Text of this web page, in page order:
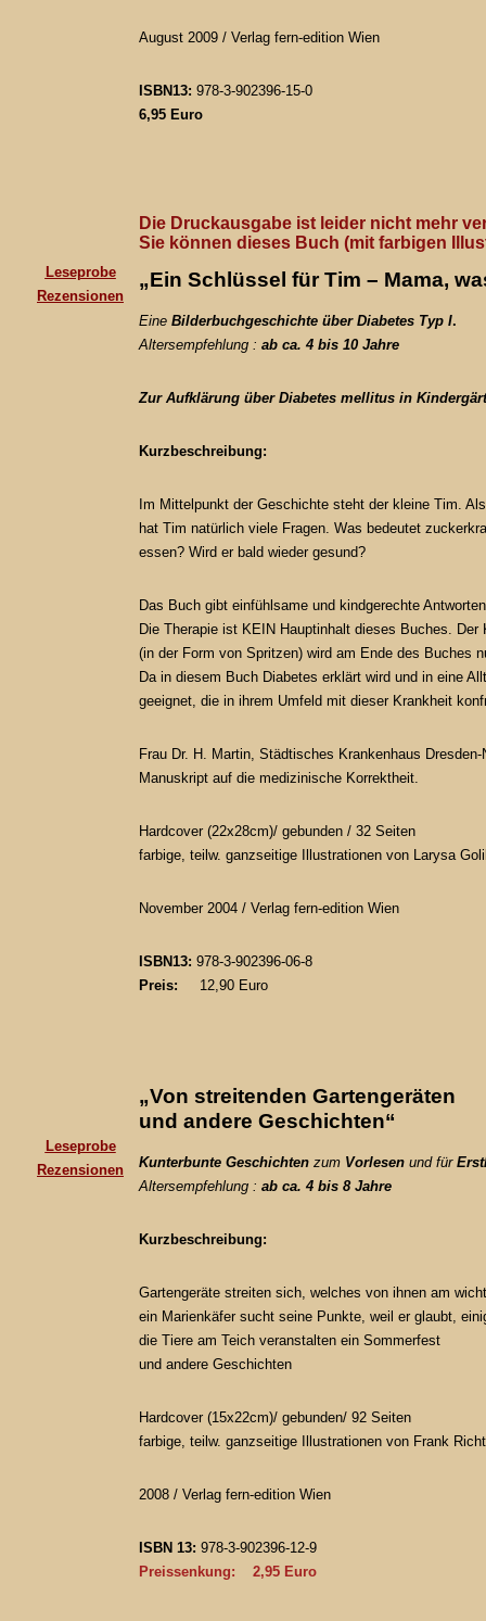
August 2009 / Verlag fern-edition Wien
ISBN13: 978-3-902396-15-0
6,95 Euro
Leseprobe
Rezensionen
Die Druckausgabe ist leider nicht mehr
Sie können dieses Buch (mit farbigen
„Ein Schlüssel für Tim – Mama,
Eine Bilderbuchgeschichte über Diabetes Typ I.
Altersempfehlung : ab ca. 4 bis 10 Jahre
Zur Aufklärung über Diabetes mellitus in
Kurzbeschreibung:
Im Mittelpunkt der Geschichte steht der kleine Tim.
hat Tim natürlich viele Fragen. Was bedeutet
essen? Wird er bald wieder gesund?
Das Buch gibt einfühlsame und kindgerechte
Die Therapie ist KEIN Hauptinhalt dieses Buches.
Der
(in der Form von Spritzen) wird am Ende des Buches
Da in diesem Buch Diabetes erklärt wird und in eine
geeignet, die in ihrem Umfeld mit dieser Krankheit
Frau Dr. H. Martin, Städtisches Krankenhaus
Manuskript auf die medizinische Korrektheit.
Hardcover (22x28cm)/ gebunden / 32 Seiten
farbige, teilw. ganzseitige Illustrationen von
Larysa
November 2004 / Verlag fern-edition Wien
ISBN13: 978-3-902396-06-8
Preis: 12,90 Euro
Leseprobe
Rezensionen
„Von streitenden Gartengeräten
und andere Geschichten“
Kunterbunte Geschichten zum Vorlesen und für
Altersempfehlung : ab ca. 4 bis 8 Jahre
Kurzbeschreibung:
Gartengeräte streiten sich, welches von ihnen am
ein Marienkäfer sucht seine Punkte, weil er glaubt,
die Tiere am Teich veranstalten ein Sommerfest
und andere Geschichten
Hardcover (15x22cm)/ gebunden/ 92 Seiten
farbige, teilw. ganzseitige Illustrationen von Frank
2008 / Verlag fern-edition Wien
ISBN 13: 978-3-902396-12-9
Preissenkung: 2,95 Euro